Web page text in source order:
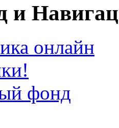
и
онлайн
фонд